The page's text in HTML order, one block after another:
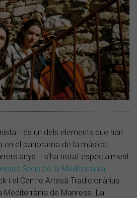
és un dels elements que han
el panorama de la música
anys. I s’ha notat especialment
Sons de la Mediterrània,
i el Centre Artesà Tradicionàrius
Mediterrània de Manresa. La